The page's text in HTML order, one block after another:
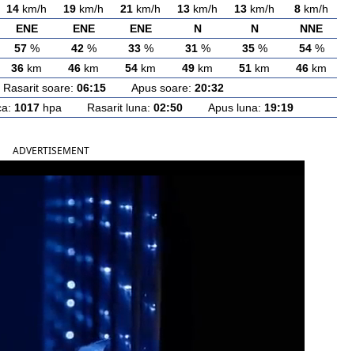
14 km/h 19 km/h 21 km/h 13 km/h 13 km/h 8 km/h
ENE ENE ENE N N NNE
57% 42% 33% 31% 35% 54%
36 km 46 km 54 km 49 km 51 km 46 km
soare: 06:15 Apus soare: 20:32
1017 hpa Rasarit luna: 02:50 Apus luna: 19:19
ADVERTISEMENT